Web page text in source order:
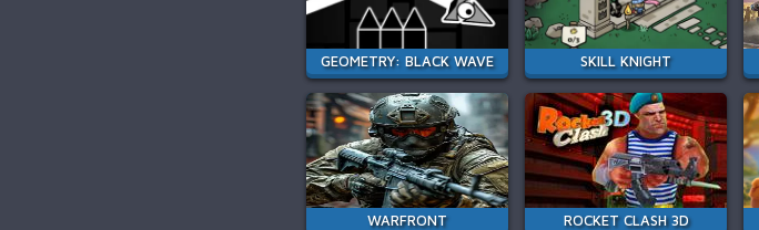
GEOMETRY: BLACK WAVE SKILL KNIGHT
WARFRONT ROCKET CLASH 3D